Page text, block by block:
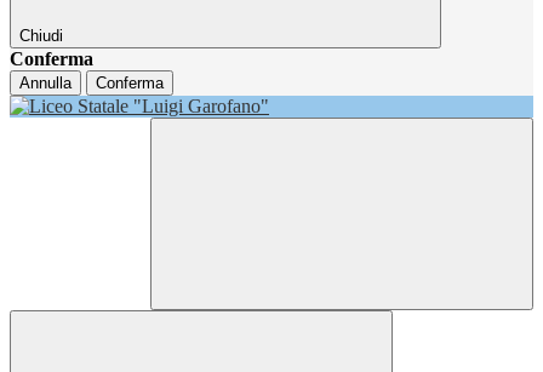
Chiudi
Conferma
Annulla Conferma